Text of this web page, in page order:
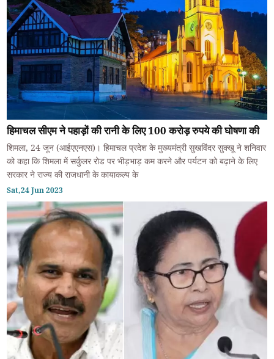
हिमाचल सीएम ने पहाड़ों की रानी के लिए 100 करोड़ रुपये की घोषणा की
शिमला, 24 जून (आईएएनएस)। हिमाचल प्रदेश के मुख्यमंत्री सुखविंदर सुक्खू ने शनिवार
को कहा कि शिमला में सर्कुलर रोड पर भीड़भाड़ कम करने और पर्यटन को बढ़ाने के लिए
सरकार ने राज्य की राजधानी के कायाकल्प के
Sat,24 Jun 2023